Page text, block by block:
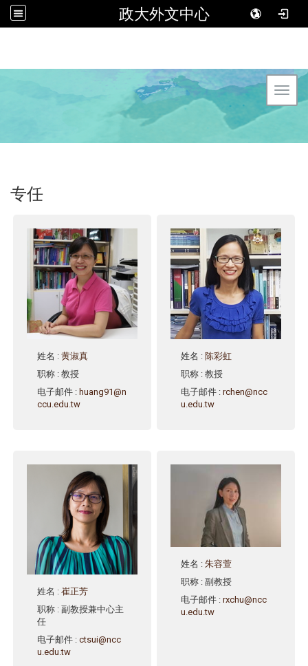
政大外文中心
专任
姓名 :黄淑真
职称 : 教授
电子邮件 :huang91@n
ccu.edu.tw
姓名 :陈彩虹
职称 : 教授
电子邮件 :rchen@ncc
u.edu.tw
姓名 :崔正芳
职称 : 副教授兼中心主
任
电子邮件 :ctsui@ncc
u.edu.tw
姓名 :朱容萱
职称 : 副教授
电子邮件 :rxchu@ncc
u.edu.tw